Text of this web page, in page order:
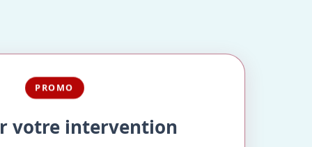
PROMO
votre intervention